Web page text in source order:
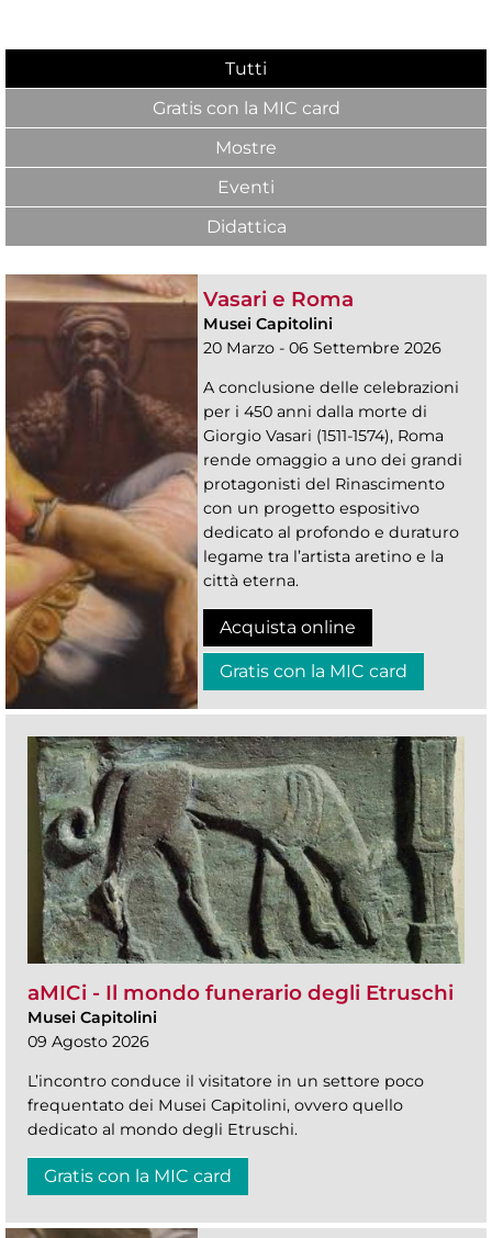
Tutti
Gratis con la MIC card
Mostre
Eventi
Didattica
Vasari e Roma
Musei Capitolini
20 Marzo - 06 Settembre 2026
A conclusione delle celebrazioni
per i 450 anni dalla morte di
Giorgio Vasari (1511-1574), Roma
rende omaggio a uno dei grandi
protagonisti del Rinascimento
con un progetto espositivo
dedicato al profondo e duraturo
legame tra l’artista aretino e la
città eterna.
Acquista online
Gratis con la MIC card
aMICi - Il mondo funerario degli Etruschi
Musei Capitolini
09 Agosto 2026
L’incontro conduce il visitatore in un settore poco
frequentato dei Musei Capitolini, ovvero quello
dedicato al mondo degli Etruschi.
Gratis con la MIC card